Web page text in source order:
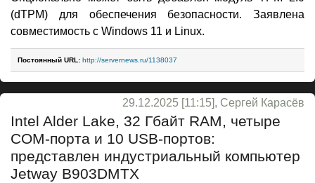
(dTPM) для обеспечения безопасности. Заявлена
совместимость с Windows 11 и Linux.
Постоянный URL: http://servernews.ru/1138037
29.12.2025 [11:15], Сергей Карасёв
Intel Alder Lake, 32 Гбайт RAM, четыре
СОМ-порта и 10 USB-портов:
представлен индустриальный компьютер
Jetway B903DMTX